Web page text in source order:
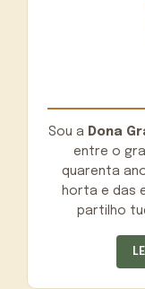
Sou a Dona
entre o
quarenta
horta e das
partilho